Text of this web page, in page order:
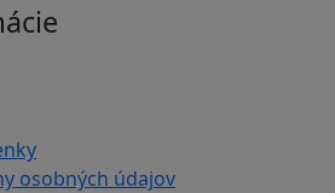
osobných údajov